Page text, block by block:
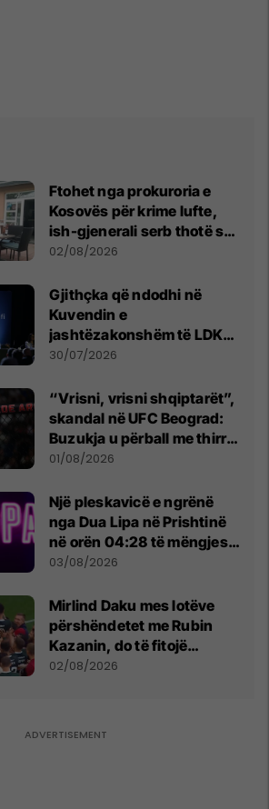
Ftohet nga prokuroria e
Kosovës për krime lufte,
ish-gjenerali serb thotë se
dikush e tradhtoi në
02/08/2026
Gjithçka që ndodhi në
Kuvendin e
jashtëzakonshëm të LDK-
së
30/07/2026
“Vrisni, vrisni shqiptarët”,
skandal në UFC Beograd:
Buzukja u përball me thirrje
anti-shqiptare nga
01/08/2026
Një pleskavicë e ngrënë
nga Dua Lipa në Prishtinë
në orën 04:28 të mëngjesit
- dhe bota digjitale serbe
03/08/2026
Mirlind Daku mes lotëve
përshëndetet me Rubin
Kazanin, do të fitojë
miliona te Spartak Moska
02/08/2026